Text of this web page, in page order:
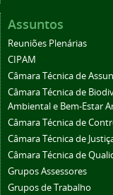
Assuntos
Reuniões Plenárias
CIPAM
Câmara Técnica de
Câmara Técnica de
Ambiental e Bem-Estar
Câmara Técnica de
Câmara Técnica de
Câmara Técnica de
Grupos Assessores
Grupos de Trabalho